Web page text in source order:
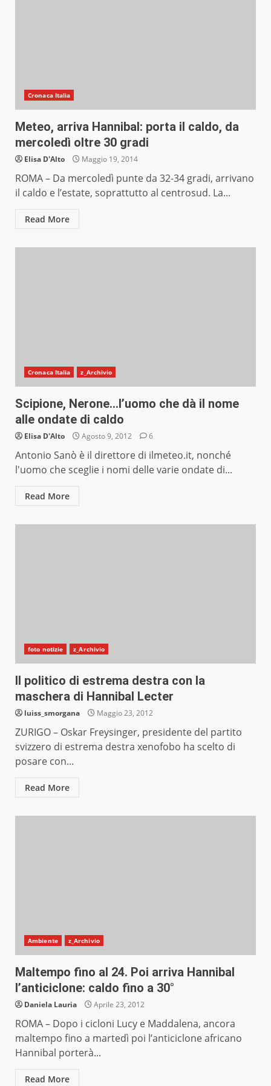
Cronaca Italia
Meteo, arriva Hannibal: porta il caldo, da
mercoledì oltre 30 gradi
Elisa D'Alto Maggio 19, 2014
ROMA – Da mercoledì punte da 32-34 gradi, arrivano
il caldo e l’estate, soprattutto al centrosud. La...
Read More
Cronaca Italia z_Archivio
Scipione, Nerone…l’uomo che dà il nome
alle ondate di caldo
Elisa D'Alto Agosto 9, 2012 6
Antonio Sanò è il direttore di ilmeteo.it, nonché
l'uomo che sceglie i nomi delle varie ondate di...
Read More
foto notizie z_Archivio
Il politico di estrema destra con la
maschera di Hannibal Lecter
luiss_smorgana Maggio 23, 2012
ZURIGO – Oskar Freysinger, presidente del partito
svizzero di estrema destra xenofobo ha scelto di
posare con...
Read More
Ambiente z_Archivio
Maltempo fino al 24. Poi arriva Hannibal
l’anticiclone: caldo fino a 30°
Daniela Lauria Aprile 23, 2012
ROMA – Dopo i cicloni Lucy e Maddalena, ancora
maltempo fino a martedì poi l’anticiclone africano
Hannibal porterà...
Read More